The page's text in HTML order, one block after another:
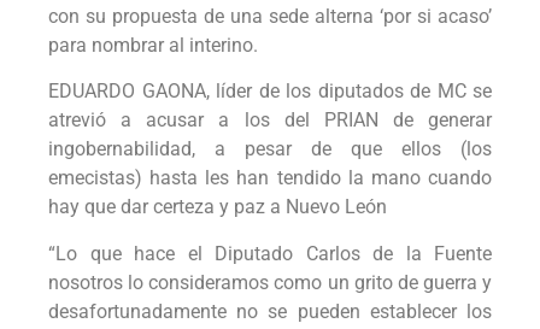
con su propuesta de una sede alterna ‘por si acaso’
para nombrar al interino.
EDUARDO GAONA, líder de los diputados de MC se
atrevió a acusar a los del PRIAN de generar
ingobernabilidad, a pesar de que ellos (los
emecistas) hasta les han tendido la mano cuando
hay que dar certeza y paz a Nuevo León
“Lo que hace el Diputado Carlos de la Fuente
nosotros lo consideramos como un grito de guerra y
desafortunadamente no se pueden establecer los